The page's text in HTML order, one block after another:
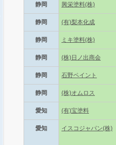
静岡 興栄塗料(株)
静岡 (有)梨本化成
静岡 ミキ塗料(株)
静岡 (株)日ノ出商会
静岡 石野ペイント
静岡 (株)オムロス
愛知 (有)宝塗料
愛知 イスコジャパン(株)